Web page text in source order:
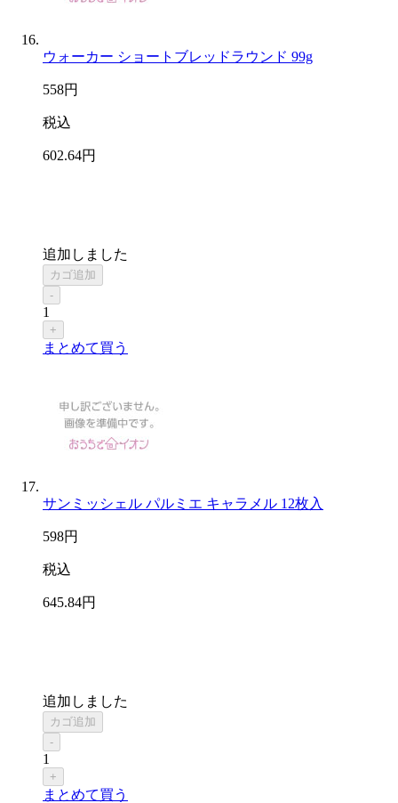
ウォーカー ショートブレッドラウンド 99g
558円
税込
602.64円
追加しました
カゴ追加
-
1
+
まとめて買う
サンミッシェル パルミエ キャラメル 12枚入
598円
税込
645.84円
追加しました
カゴ追加
-
1
+
まとめて買う